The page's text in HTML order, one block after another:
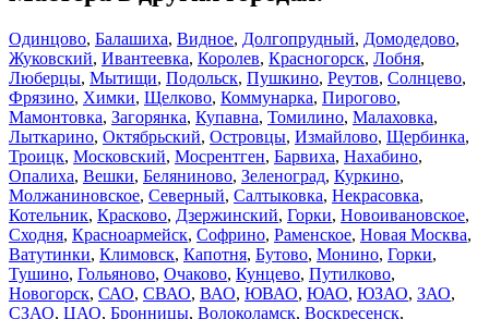
Одинцово, Балашиха, Видное, Долгопрудный, Домодедово,
Жуковский, Ивантеевка, Королев, Красногорск, Лобня,
Люберцы, Мытищи, Подольск, Пушкино, Реутов, Солнцево,
Фрязино, Химки, Щелково, Коммунарка, Пирогово,
Мамонтовка, Загорянка, Купавна, Томилино, Малаховка,
Лыткарино, Октябрьский, Островцы, Измайлово, Щербинка,
Троицк, Московский, Мосрентген, Барвиха, Нахабино,
Опалиха, Вешки, Беляниново, Зеленоград, Куркино,
Молжаниновское, Северный, Салтыковка, Некрасовка,
Котельник, Красково, Дзержинский, Горки, Новоивановское,
Сходня, Красноармейск, Софрино, Раменское, Новая Москва,
Ватутинки, Климовск, Капотня, Бутово, Монино, Горки,
Тушино, Гольяново, Очаково, Кунцево, Путилково,
Новогорск, САО, СВАО, ВАО, ЮВАО, ЮАО, ЮЗАО, ЗАО,
СЗАО, ЦАО, Бронницы, Волоколамск, Воскресенск,